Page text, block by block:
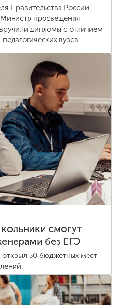
Правительства России
просвещения
дипломы с отличием
вузов
смогут
без ЕГЭ
50 бюджетных мест